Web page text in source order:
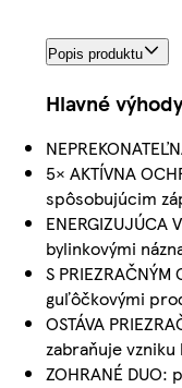
Popis produktu
Hlavné výhody
5× AKTÍVNA
spôsobujúcim
bylinkovými
S
guľôčkovými
OSTÁVA
zabraňuje
ZOHRANÉ